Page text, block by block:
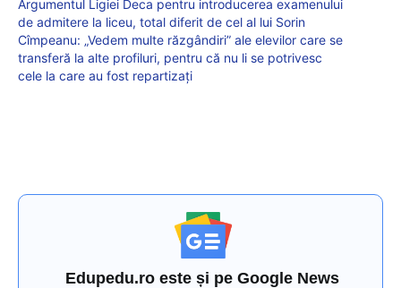
Argumentul Ligiei Deca pentru introducerea examenului
de admitere la liceu, total diferit de cel al lui Sorin
Cîmpeanu: „Vedem multe răzgândiri” ale elevilor care se
transferă la alte profiluri, pentru că nu li se potrivesc
cele la care au fost repartizați
Edupedu.ro este și pe Google News